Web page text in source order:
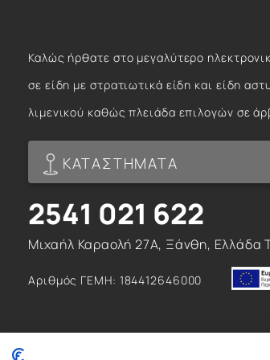
Καλώς ήρθατε στο μεγαλύτερο
σε είδη με στρατιωτικά είδη και είδη
λιμενικού καθώς πλειάδα επιλογών σε
ΚΑΤΑΣΤΗΜΑΤΑ
2541 021 622
Μιχαήλ Καραολή 27Α, Ξάνθη, Ελλάδα
Αριθμός ΓΕΜΗ: 184412646000